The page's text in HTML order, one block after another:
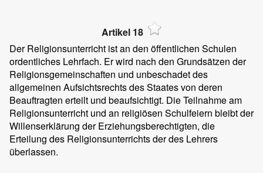
Artikel 18
Der Religionsunterricht ist an den öffentlichen Schulen
ordentliches Lehrfach. Er wird nach den Grundsätzen der
Religionsgemeinschaften und unbeschadet des
allgemeinen Aufsichtsrechts des Staates von deren
Beauftragten erteilt und beaufsichtigt. Die Teilnahme am
Religionsunterricht und an religiösen Schulfeiern bleibt der
Willenserklärung der Erziehungsberechtigten, die
Erteilung des Religionsunterrichts der des Lehrers
überlassen.